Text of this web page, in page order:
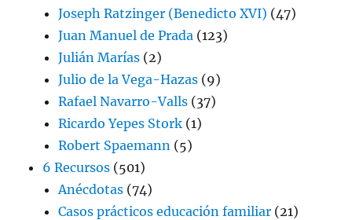
Joseph Ratzinger (Benedicto XVI) (47)
Juan Manuel de Prada (123)
Julián Marías (2)
Julio de la Vega-Hazas (9)
Rafael Navarro-Valls (37)
Ricardo Yepes Stork (1)
Robert Spaemann (5)
6 Recursos (501)
Anécdotas (74)
Casos prácticos educación familiar (21)